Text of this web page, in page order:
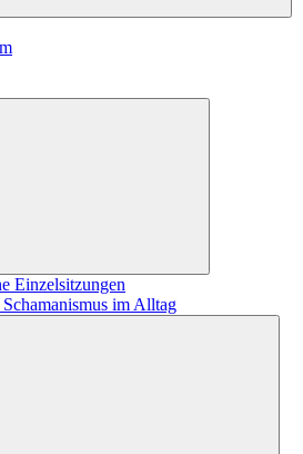
Einzelsitzungen
im Alltag